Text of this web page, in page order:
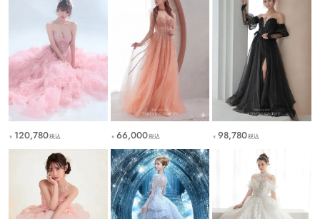
￥ 120,780税込 ￥ 66,000税込 ￥ 98,780税込